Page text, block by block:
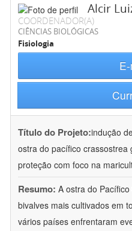
Alcir
COORDENADOR(A)
CIÊNCIAS BIOLÓGICAS
Fisiologia
Título do Projeto:indução
ostra do pacífico crassostrea
proteção com foco na
Resumo: A ostra do
bivalves mais cultivados em
vários países enfrentaram